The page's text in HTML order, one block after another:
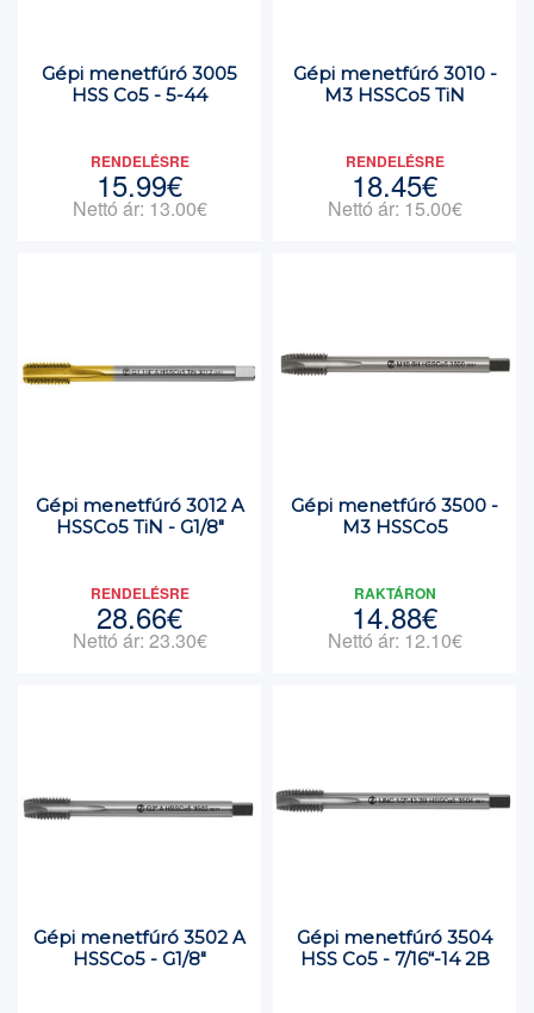
Gépi menetfúró 3005
HSS Co5 - 5-44
RENDELÉSRE
15.99€
Nettó ár: 13.00€
Gépi menetfúró 3010 -
M3 HSSCo5 TiN
RENDELÉSRE
18.45€
Nettó ár: 15.00€
Gépi menetfúró 3012 A
HSSCo5 TiN - G1/8"
RENDELÉSRE
28.66€
Nettó ár: 23.30€
Gépi menetfúró 3500 -
M3 HSSCo5
RAKTÁRON
14.88€
Nettó ár: 12.10€
Gépi menetfúró 3502 A
HSSCo5 - G1/8"
Gépi menetfúró 3504
HSS Co5 - 7/16“-14 2B